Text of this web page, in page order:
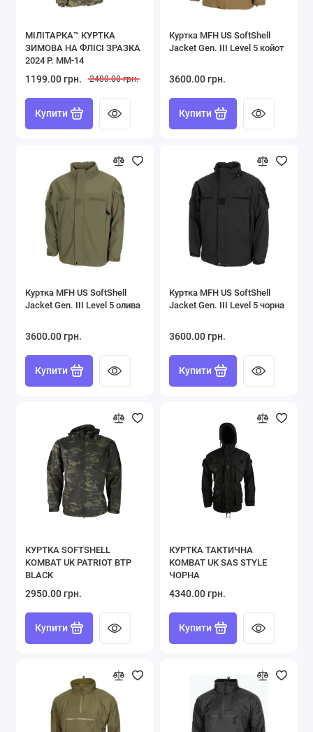
Футболки Поло
Шорти
Показати все
MІЛІТАРКА™ КУРТКА
ЗИМОВА НА ФЛІСІ ЗРАЗКА
2024 Р. ММ-14
1199.00 грн. 2480.00 грн.
Купити
Куртка MFH US SoftShell
Jacket Gen. III Level 5 койот
3600.00 грн.
Купити
Куртка MFH US SoftShell
Jacket Gen. III Level 5 олива
3600.00 грн.
Купити
Куртка MFH US SoftShell
Jacket Gen. III Level 5 чорна
3600.00 грн.
Купити
КУРТКА SOFTSHELL
KOMBAT UK PATRIOT BTP
BLACK
2950.00 грн.
Купити
КУРТКА ТАКТИЧНА
KOMBAT UK SAS STYLE
ЧОРНА
4340.00 грн.
Купити